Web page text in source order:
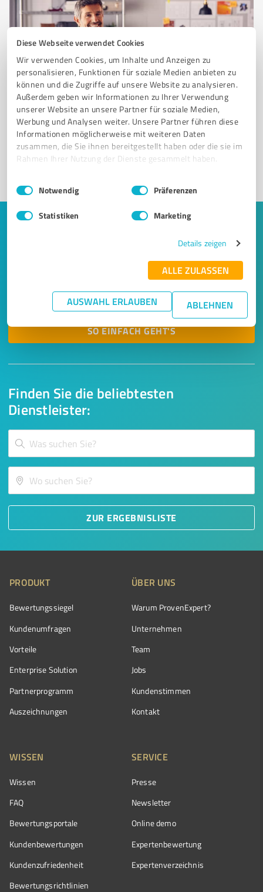
Diese Webseite verwendet Cookies
Wir verwenden Cookies, um Inhalte und Anzeigen zu
personalisieren, Funktionen für soziale Medien anbieten zu
können und die Zugriffe auf unsere Website zu analysieren.
Außerdem geben wir Informationen zu Ihrer Verwendung
unserer Website an unsere Partner für soziale Medien,
Werbung und Analysen weiter. Unsere Partner führen diese
Informationen möglicherweise mit weiteren Daten
zusammen, die Sie ihnen bereitgestellt haben oder die sie im
Rahmen Ihrer Nutzung der Dienste gesammelt haben.
Impressum Datenschutzbestimmungen
Einwilligungsauswahl
Notwendig Präferenzen
Statistiken Marketing
Details zeigen
ALLE ZULASSEN
AUSWAHL ERLAUBEN ABLEHNEN
Sie möchten auch hier gelistet werden?
Registrieren Sie sich jetzt und werden Sie ein von
Kunden empfohlener ProvenExpert!
Finden Sie die beliebtesten
Dienstleister:
ZUR ERGEBNISLISTE
Mails? Jetzt Angebote empfangen!
Lassen Sie sich einfach von passenden Experten in Ihrer
kurzen Formular an bis zu 20 passende Dienstleister weiter.
SO EINFACH GEHT'S
PRODUKT
Bewertungssiegel
Kundenumfragen
Vorteile
Enterprise Solution
Partnerprogramm
Auszeichnungen
ÜBER UNS
Warum ProvenExpert?
Unternehmen
Team
Jobs
Kundenstimmen
Kontakt
WISSEN
Wissen
FAQ
Bewertungsportale
Kundenbewertungen
Kundenzufriedenheit
Bewertungs­richtlinien
SERVICE
Presse
Newsletter
Online demo
Expertenbewertung
Expertenverzeichnis